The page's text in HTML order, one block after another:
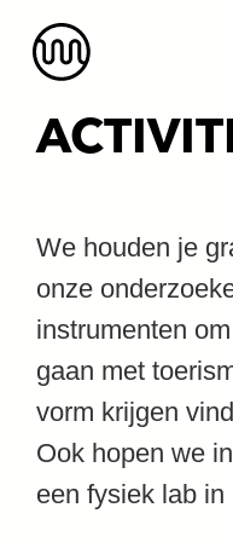
We houden je
onze
instrumenten
gaan met
vorm krijgen
Ook hopen we
een fysiek lab in